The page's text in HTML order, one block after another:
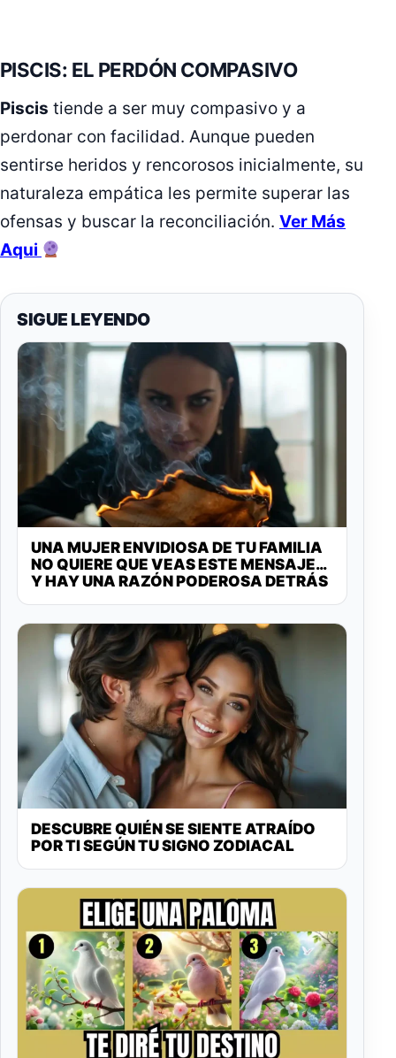
PISCIS: EL PERDÓN COMPASIVO
Piscis tiende a ser muy compasivo y a
perdonar con facilidad. Aunque pueden
sentirse heridos y rencorosos inicialmente, su
naturaleza empática les permite superar las
ofensas y buscar la reconciliación. Ver Más
Aqui
SIGUE LEYENDO
UNA MUJER ENVIDIOSA DE TU FAMILIA
NO QUIERE QUE VEAS ESTE MENSAJE…
Y HAY UNA RAZÓN PODEROSA DETRÁS
DESCUBRE QUIÉN SE SIENTE ATRAÍDO
POR TI SEGÚN TU SIGNO ZODIACAL